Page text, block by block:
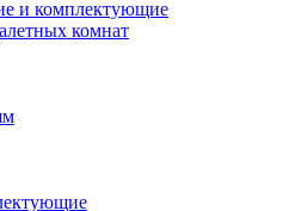
и комплектующие
комнат